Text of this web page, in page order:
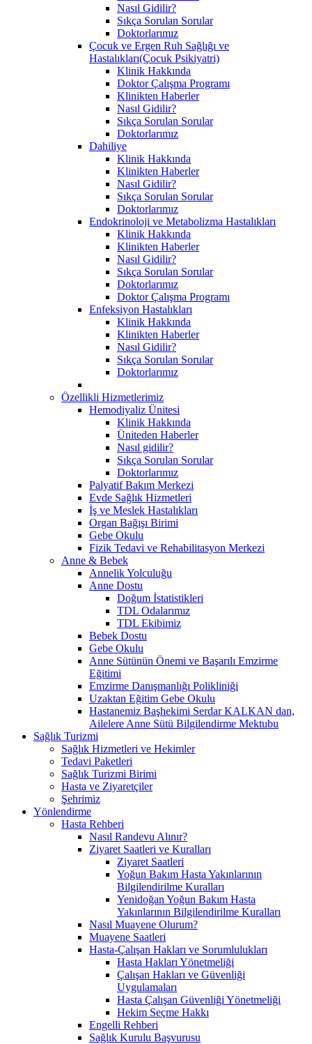
Nasıl Gidilir?
Sıkça Sorulan Sorular
Doktorlarımız
Çocuk ve Ergen Ruh Sağlığı ve
Hastalıkları(Çocuk Psikiyatri)
Klinik Hakkında
Doktor Çalışma Programı
Klinikten Haberler
Nasıl Gidilir?
Sıkça Sorulan Sorular
Doktorlarımız
Dahiliye
Klinik Hakkında
Klinikten Haberler
Nasıl Gidilir?
Sıkça Sorulan Sorular
Doktorlarımız
Endokrinoloji ve Metabolizma Hastalıkları
Klinik Hakkında
Klinikten Haberler
Nasıl Gidilir?
Sıkça Sorulan Sorular
Doktorlarımız
Doktor Çalışma Programı
Enfeksiyon Hastalıkları
Klinik Hakkında
Klinikten Haberler
Nasıl Gidilir?
Sıkça Sorulan Sorular
Doktorlarımız
Özellikli Hizmetlerimiz
Hemodiyaliz Ünitesi
Klinik Hakkında
Üniteden Haberler
Nasıl gidilir?
Sıkça Sorulan Sorular
Doktorlarımız
Palyatif Bakım Merkezi
Evde Sağlık Hizmetleri
İş ve Meslek Hastalıkları
Organ Bağışı Birimi
Gebe Okulu
Fizik Tedavi ve Rehabilitasyon Merkezi
Anne & Bebek
Annelik Yolculuğu
Anne Dostu
Doğum İstatistikleri
TDL Odalarımız
TDL Ekibimiz
Bebek Dostu
Gebe Okulu
Anne Sütünün Önemi ve Başarılı Emzirme
Eğitimi
Emzirme Danışmanlığı Polikliniği
Uzaktan Eğitim Gebe Okulu
Hastanemiz Başhekimi Serdar KALKAN dan,
Ailelere Anne Sütü Bilgilendirme Mektubu
Sağlık Turizmi
Sağlık Hizmetleri ve Hekimler
Tedavi Paketleri
Sağlık Turizmi Birimi
Hasta ve Ziyaretçiler
Şehrimiz
Yönlendirme
Hasta Rehberi
Nasıl Randevu Alınır?
Ziyaret Saatleri ve Kuralları
Ziyaret Saatleri
Yoğun Bakım Hasta Yakınlarının
Bilgilendirilme Kuralları
Yenidoğan Yoğun Bakım Hasta
Yakınlarının Bilgilendirilme Kuralları
Nasıl Muayene Olurum?
Muayene Saatleri
Hasta-Çalışan Hakları ve Sorumlulukları
Hasta Hakları Yönetmeliği
Çalışan Hakları ve Güvenliği
Uygulamaları
Hasta Çalışan Güvenliği Yönetmeliği
Hekim Seçme Hakkı
Engelli Rehberi
Sağlık Kurulu Başvurusu